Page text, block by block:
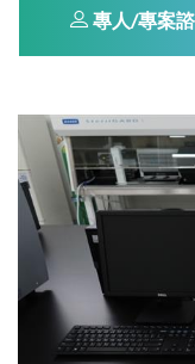
專人/專案